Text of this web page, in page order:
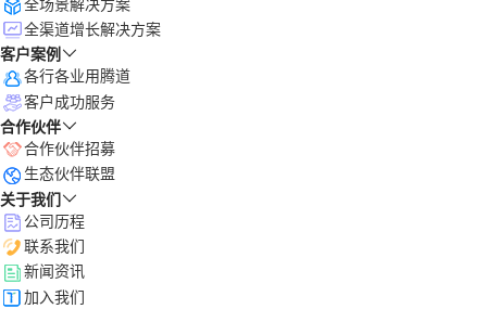
全渠道增长解决方案
客户案例
各行各业用腾道
客户成功服务
合作伙伴
合作伙伴招募
生态伙伴联盟
关于我们
公司历程
联系我们
新闻资讯
加入我们